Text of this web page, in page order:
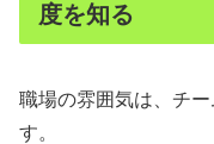
度を知る
職場の雰囲気は、チ
す。